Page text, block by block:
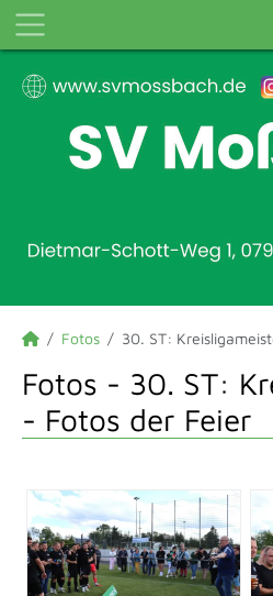
Fotos 30. ST:
Fotos - 30. ST:
- Fotos der Feier